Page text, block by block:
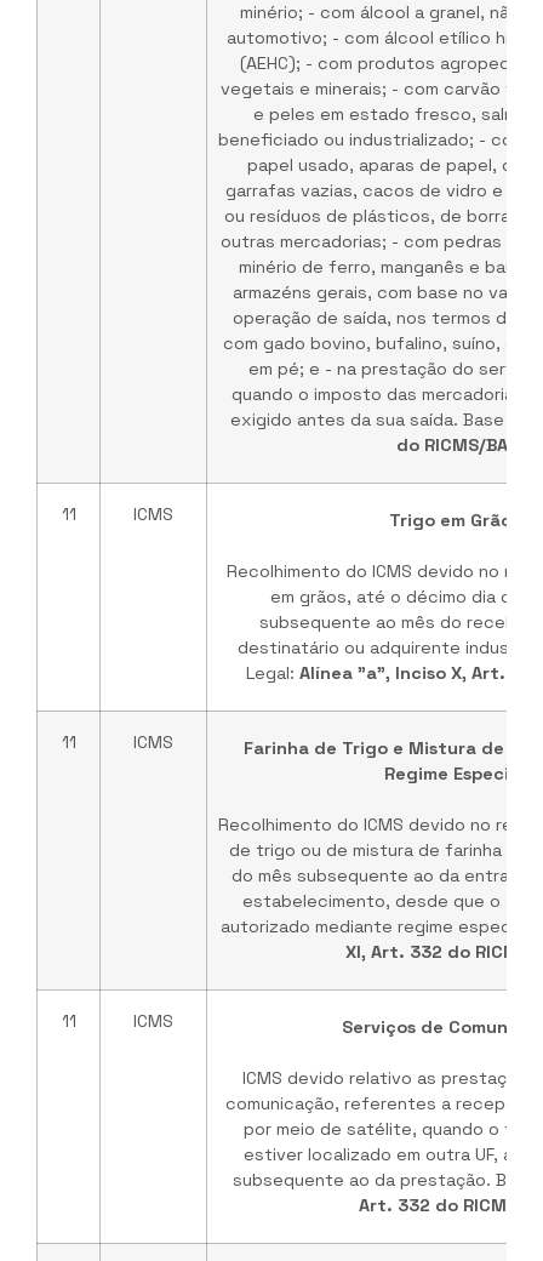
minério; - com álcool a granel, não
automotivo; - com álcool etílico
(AEHC); - com produtos
vegetais e minerais; - com carvão
e peles em estado fresco,
beneficiado ou industrializado; - com
papel usado, aparas de papel,
garrafas vazias, cacos de vidro e
ou resíduos de plásticos, de
outras mercadorias; - com pedras de
minério de ferro, manganês e
armazéns gerais, com base no valor
operação de saída, nos termos do
com gado bovino, bufalino, suíno,
em pé; e - na prestação do
quando o imposto das mercadorias
exigido antes da sua saída. Base
do RICMS/BA
11 ICMS Trigo em Grãos
Recolhimento do ICMS devido no
em grãos, até o décimo dia do
subsequente ao mês do
destinatário ou adquirente industrial
Legal: Alínea "a", Inciso X, Art. 332
11 ICMS
Farinha de Trigo e Mistura de
Regime Especial
Recolhimento do ICMS devido no
de trigo ou de mistura de farinha de
do mês subsequente ao da entrada
estabelecimento, desde que o
autorizado mediante regime especial.
XI, Art. 332 do RICMS/
11 ICMS Serviços de
ICMS devido relativo as
comunicação, referentes a recepção
por meio de satélite, quando o
estiver localizado em outra UF, até
subsequente ao da prestação. Base
Art. 332 do RICMS/